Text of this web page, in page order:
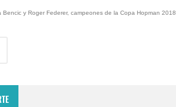
y Roger Federer, campeones de la Copa Hopman 2018.